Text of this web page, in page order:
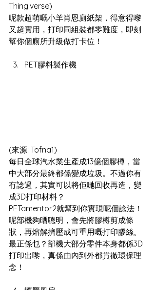
Thingiverse)
呢款超萌嘅小羊肖恩廁紙架，得意得嚟
又超實用，打印同組裝都零難度，即刻
幫你個廁所升級做打卡位！
PET膠料製作機
(來源: Tofna1)
每日全球汽水業生產成13億個膠樽，當
中大部分最終都係變成垃圾。不過你有
冇諗過，其實可以將佢哋回收再造，變
成3D打印材料？
PETamentor2就幫到你實現呢個諗法！
呢部機夠晒聰明，會先將膠樽剪成條
狀，再熔解擠壓成可重用嘅打印膠絲。
最正係乜？部機大部分零件本身都係3D
打印出嚟，真係由內到外都貫徹環保理
念！